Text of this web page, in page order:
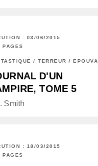
: 03/06/2015
PAGES
/ TERREUR /
D'UN
TOME 5
Smith
: 18/03/2015
PAGES